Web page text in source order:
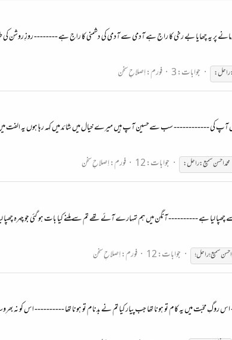
پر یہ چھایا بے رخی کا راج ہے آدمی سے آدمی کی دشمنی کا راج ہے -------- روزِ روشن
:راحل: جوابات: 3 فورم:اِصلاحِ سخن
آپ کی ------------ سب سےحسین آپ ہیں میرے خیال میں شائد میں کہہ رہا ہوں یہ الفت
محمّد احسن سمیع :راحل: جوابات: 12 فورم:اِصلاحِ سخن
لیا ہے ---------- آنگن میں ہم تمہارے آئے تھے تم سے ملنے کیا بات ہو گئی جو چہرہ
احسن سمیع؛راحل؛ جوابات: 12 فورم:اِصلاحِ سخن
یہ کام تو ہونا تھا جب پیار کیا تم نے بدنام تو ہونا تھا ---------- اس کو نہ بھروسہ